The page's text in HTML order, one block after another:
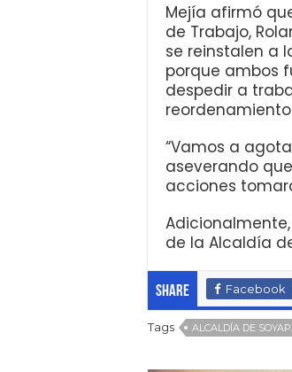
Mejía afirmó
de Trabajo,
se reinstalen a
porque ambos
despedir a
“Vamos a
aseverando
acciones
de la Alcaldía
Share Facebook
Tags ALCALDÍA DE